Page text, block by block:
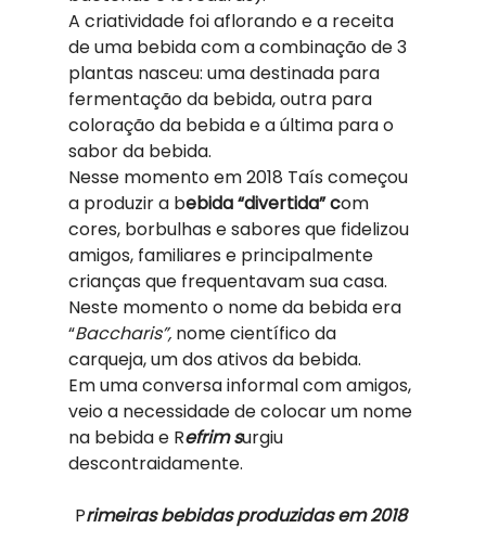
A criatividade foi aflorando e a receita
de uma bebida com a combinação de 3
plantas nasceu: uma destinada para
fermentação da bebida, outra para
coloração da bebida e a última para o
sabor da bebida.
Nesse momento em 2018 Taís começou
a produzir a bebida “divertida” com
cores, borbulhas e sabores que fidelizou
amigos, familiares e principalmente
crianças que frequentavam sua casa.
Neste momento o nome da bebida era
“Baccharis”, nome científico da
carqueja, um dos ativos da bebida.
Em uma conversa informal com amigos,
veio a necessidade de colocar um nome
na bebida e Refrim surgiu
descontraidamente.
Primeiras bebidas produzidas em 2018